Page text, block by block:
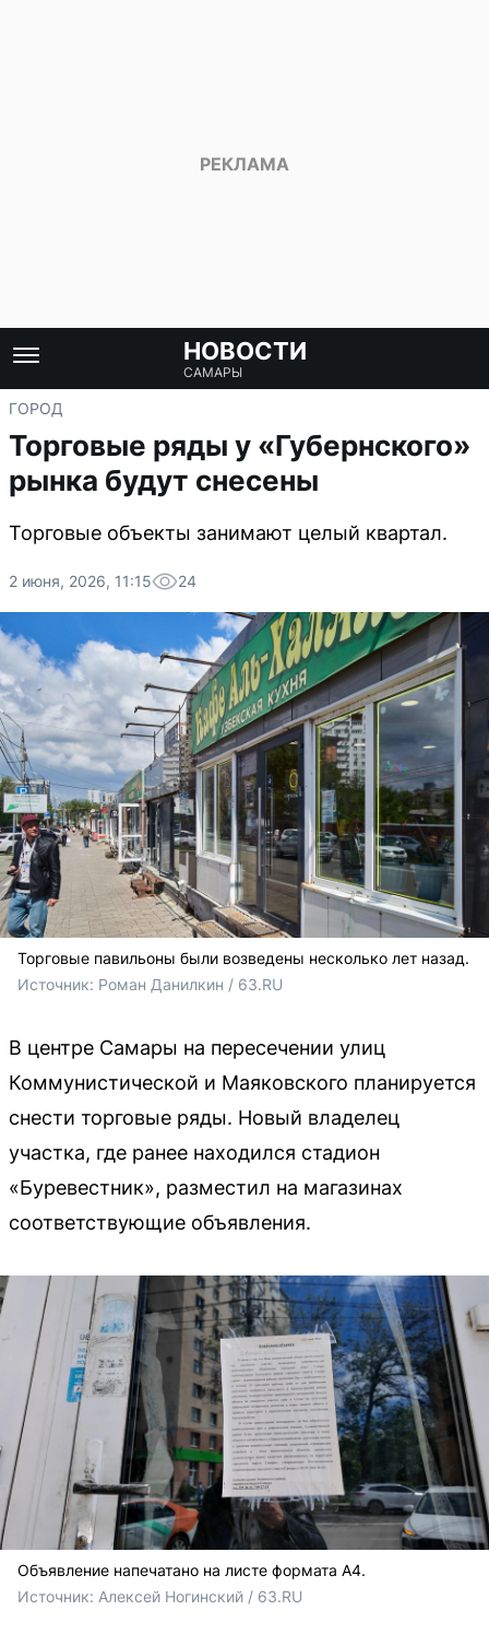
НОВОСТИ
САМАРЫ
ГОРОД
Торговые ряды у «Губернского»
рынка будут снесены
Торговые объекты занимают целый квартал.
2 июня, 2026, 11:15 24
Торговые павильоны были возведены несколько лет назад.
Источник: Роман Данилкин / 63.RU
В центре Самары на пересечении улиц
Коммунистической и Маяковского планируется
снести торговые ряды. Новый владелец
участка, где ранее находился стадион
«Буревестник», разместил на магазинах
соответствующие объявления.
Объявление напечатано на листе формата А4.
Источник: Алексей Ногинский / 63.RU